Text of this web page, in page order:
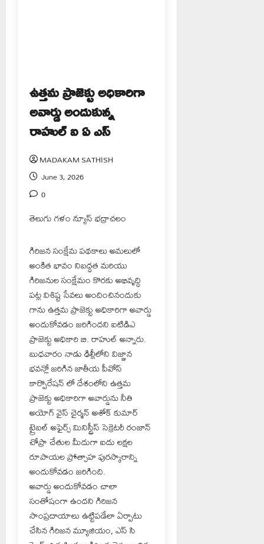
ఉత్తమ ప్రాజెక్టు అధికారిగా
అవార్డు అందుకున్న
రాహుల్ ఐ ఏ ఎస్
MADAKAM SATHISH
June 3, 2026
0
తెలుగు గళం న్యూస్ భద్రాచలం
గిరిజన సంక్షేమ పథకాలు అమలులో
అంకిత భావం నిబద్ధత మరియు
గిరిజనుల సంక్షేమం కొరకు అభివృద్ధి
పట్ల విశిష్ట సేవలు అందించినందుకు
గాను ఉత్తమ ప్రాజెక్టు అధికారిగా అవార్డు
అందుకోవడం జరిగిందని ఐటిడిఎ
ప్రాజెక్టు అధికారి బి. రాహుల్ అన్నారు.
బుధవారం నాడు ఢిల్లీలోని విజ్ఞాన
భవన్లో జరిగిన జాతీయ పీవోస్
కార్పొరేషన్ లో దేశంలోని ఉత్తమ
ప్రాజెక్టు అధికారిగా అవార్డును నీతి
అయోగ్ వైస్ చైర్మన్ అశోక్ కుమార్
ట్రైబల్ అఫైర్స్ మినిస్ట్రీస్ సెక్రెటరీ రంజాన్
చోప్రా చేతుల మీదుగా ఐదు లక్షల
రూపాయల ప్రోత్సాహ పురస్కారాన్ని
అందుకోవడం జరిగింది.
అవార్డు అందుకోవడం చాలా
సంతోషంగా ఉందని గిరిజన
సాంప్రదాయాలు ఉట్టిపడేలా ఏర్పాటు
చేసిన గిరిజన మ్యూజియం, ఎస్ సి